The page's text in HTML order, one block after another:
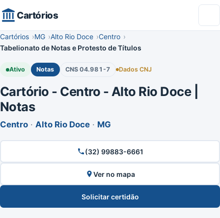
Cartórios
Cartórios MG Alto Rio Doce
Centro
Tabelionato de Notas e Protesto de Títulos
Ativo Notas CNS 04.981-7 Dados CNJ
Cartório - Centro - Alto Rio Doce |
Notas
Centro · Alto Rio Doce · MG
(32) 99883-6661
Ver no mapa
Solicitar certidão